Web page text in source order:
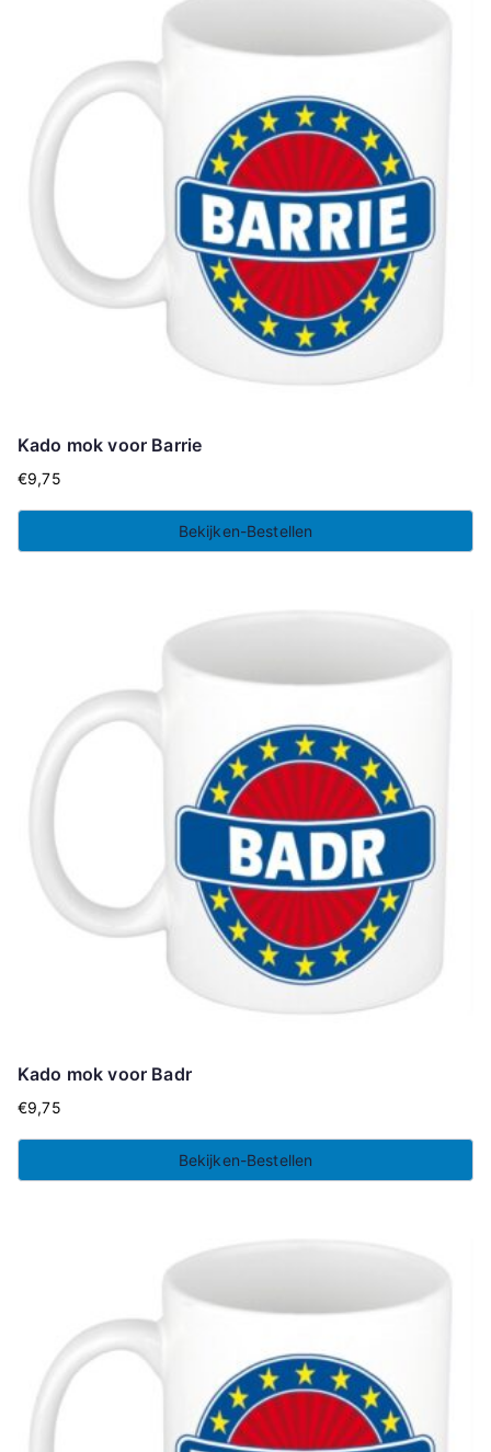
Kado mok voor Barrie
€9,75
Bekijken-Bestellen
Kado mok voor Badr
€9,75
Bekijken-Bestellen